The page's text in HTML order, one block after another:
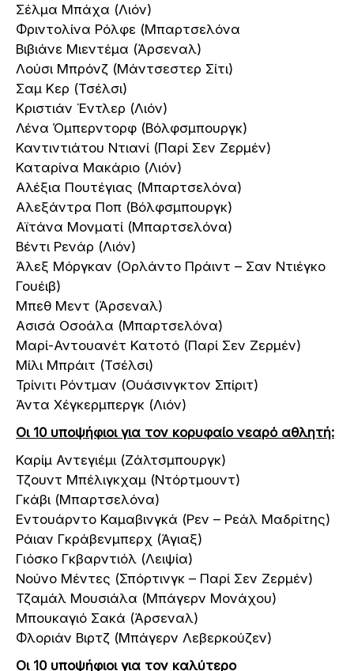
Σέλμα Μπάχα (Λιόν)
Φριντολίνα Ρόλφε (Μπαρτσελόνα
Βιβιάνε Μιεντέμα (Άρσεναλ)
Λούσι Μπρόνζ (Μάντσεστερ Σίτι)
Σαμ Κερ (Τσέλσι)
Κριστιάν Έντλερ (Λιόν)
Λένα Όμπερντορφ (Βόλφσμπουργκ)
Καντιντιάτου Ντιανί (Παρί Σεν Ζερμέν)
Καταρίνα Μακάριο (Λιόν)
Αλέξια Πουτέγιας (Μπαρτσελόνα)
Αλεξάντρα Ποπ (Βόλφσμπουργκ)
Αϊτάνα Μονματί (Μπαρτσελόνα)
Βέντι Ρενάρ (Λιόν)
Άλεξ Μόργκαν (Ορλάντο Πράιντ – Σαν Ντιέγκο
Γουέιβ)
Μπεθ Μεντ (Άρσεναλ)
Ασισά Οσοάλα (Μπαρτσελόνα)
Μαρί-Αντουανέτ Κατοτό (Παρί Σεν Ζερμέν)
Μίλι Μπράιτ (Τσέλσι)
Τρίνιτι Ρόντμαν (Ουάσινγκτον Σπίριτ)
Άντα Χέγκερμπεργκ (Λιόν)
Οι 10 υποψήφιοι για τον κορυφαίο νεαρό αθλητή:
Καρίμ Αντεγιέμι (Ζάλτσμπουργκ)
Τζουντ Μπέλιγκχαμ (Ντόρτμουντ)
Γκάβι (Μπαρτσελόνα)
Εντουάρντο Καμαβινγκά (Ρεν – Ρεάλ Μαδρίτης)
Ράιαν Γκράβενμπερχ (Άγιαξ)
Γιόσκο Γκβαρντιόλ (Λειψία)
Νούνο Μέντες (Σπόρτινγκ – Παρί Σεν Ζερμέν)
Τζαμάλ Μουσιάλα (Μπάγερν Μονάχου)
Μπουκαγιό Σακά (Άρσεναλ)
Φλοριάν Βιρτζ (Μπάγερν Λεβερκούζεν)
Οι 10 υποψήφιοι για τον καλύτερο